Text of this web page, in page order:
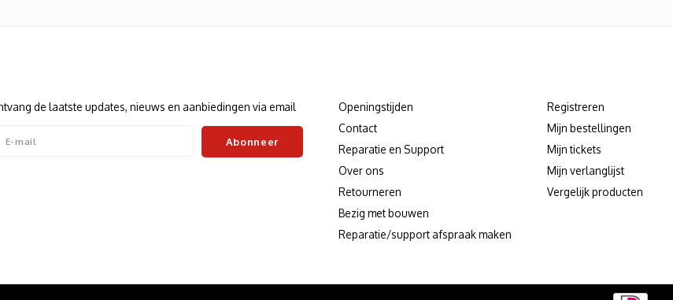
de laatste updates, nieuws en aanbiedingen via email
Abonneer
Openingstijden
Contact
Reparatie en Support
Over ons
Retourneren
Bezig met bouwen
Reparatie/support afspraak maken
Registreren
Mijn bestellingen
Mijn tickets
Mijn verlanglijst
Vergelijk producten